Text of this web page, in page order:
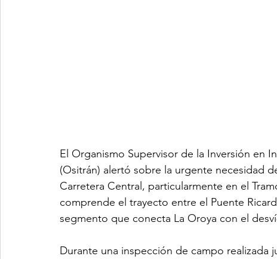
El Organismo Supervisor de la Inversión en
(Ositrán) alertó sobre la urgente necesidad
Carretera Central, particularmente en el
comprende el trayecto entre el Puente
segmento que conecta La Oroya con el
Durante una inspección de campo realizada